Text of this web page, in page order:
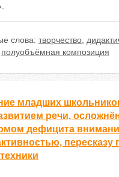
слова: творчество,
полуобъёмная композиция
младших
речи,
дефицита
пересказу